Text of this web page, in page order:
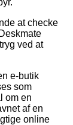
at checke
ved at
e-butik
som
om en
af en
online